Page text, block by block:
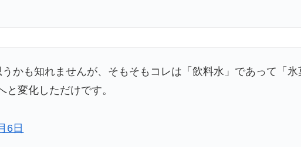
かも知れませんが、そもそもコレは「飲料水」であって「
変化しただけです。
6日